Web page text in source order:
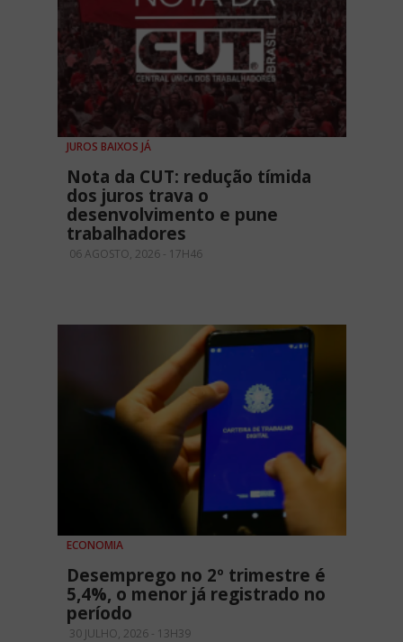
JUROS BAIXOS JÁ
Nota da CUT: redução tímida
dos juros trava o
desenvolvimento e pune
trabalhadores
06 AGOSTO, 2026 - 17H46
ECONOMIA
Desemprego no 2º trimestre é
5,4%, o menor já registrado no
período
30 JULHO, 2026 - 13H39